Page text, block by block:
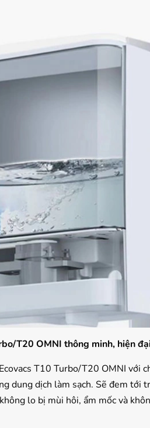
T20 OMNI thông minh, hiện
T10 Turbo/T20 OMNI với
dung dịch làm sạch. Sẽ đem tới
lo bị mùi hôi, ẩm mốc và